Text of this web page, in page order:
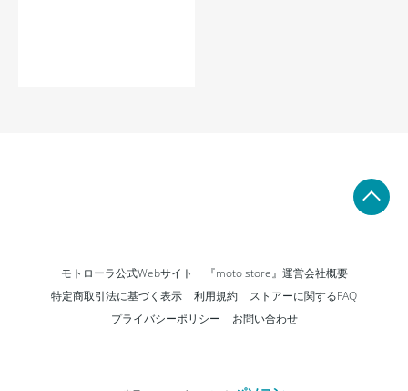
モトローラ公式Webサイト
『moto store』運営会社概要
特定商取引法に基づく表示
利用規約
ストアーに関するFAQ
プライバシーポリシー
お問い合わせ